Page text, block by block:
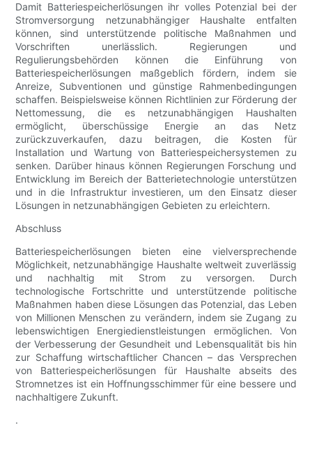
Damit Batteriespeicherlösungen ihr volles Potenzial bei der
Stromversorgung netzunabhängiger Haushalte entfalten
können, sind unterstützende politische Maßnahmen und
Vorschriften unerlässlich. Regierungen und
Regulierungsbehörden können die Einführung von
Batteriespeicherlösungen maßgeblich fördern, indem sie
Anreize, Subventionen und günstige Rahmenbedingungen
schaffen. Beispielsweise können Richtlinien zur Förderung der
Nettomessung, die es netzunabhängigen Haushalten
ermöglicht, überschüssige Energie an das Netz
zurückzuverkaufen, dazu beitragen, die Kosten für
Installation und Wartung von Batteriespeichersystemen zu
senken. Darüber hinaus können Regierungen Forschung und
Entwicklung im Bereich der Batterietechnologie unterstützen
und in die Infrastruktur investieren, um den Einsatz dieser
Lösungen in netzunabhängigen Gebieten zu erleichtern.
Abschluss
Batteriespeicherlösungen bieten eine vielversprechende
Möglichkeit, netzunabhängige Haushalte weltweit zuverlässig
und nachhaltig mit Strom zu versorgen. Durch
technologische Fortschritte und unterstützende politische
Maßnahmen haben diese Lösungen das Potenzial, das Leben
von Millionen Menschen zu verändern, indem sie Zugang zu
lebenswichtigen Energiedienstleistungen ermöglichen. Von
der Verbesserung der Gesundheit und Lebensqualität bis hin
zur Schaffung wirtschaftlicher Chancen – das Versprechen
von Batteriespeicherlösungen für Haushalte abseits des
Stromnetzes ist ein Hoffnungsschimmer für eine bessere und
nachhaltigere Zukunft.
.